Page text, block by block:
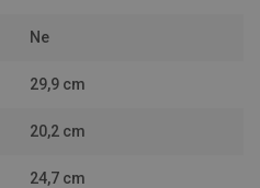
Ne
29,9 cm
20,2 cm
24,7 cm